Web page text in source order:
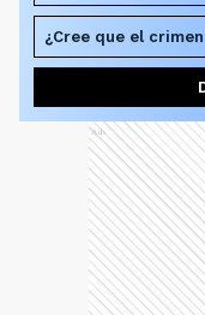
¿Cree que el
Ads